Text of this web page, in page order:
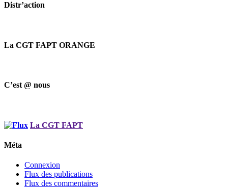
Distr’action
La CGT FAPT ORANGE
C’est @ nous
La CGT FAPT
Méta
Connexion
Flux des publications
Flux des commentaires